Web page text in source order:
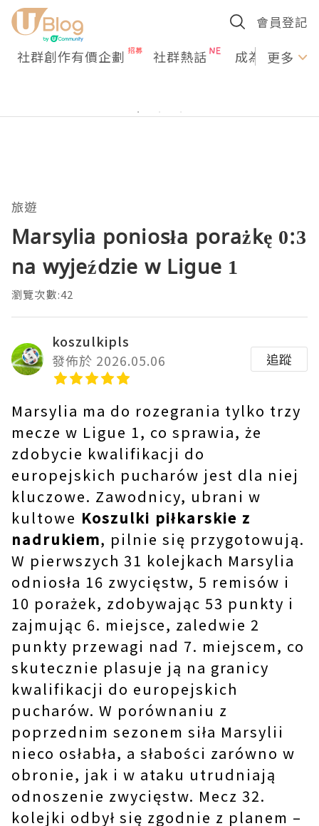
會員登記
社群創作有價企劃 社群熱話 成為U更多
旅遊
Marsylia poniosła porażkę 0:3
na wyjeździe w Ligue 1
瀏覽次數:42
koszulkipls
發佈於 2026.05.06
追蹤
Marsylia ma do rozegrania tylko trzy
mecze w Ligue 1, co sprawia, że ​​
zdobycie kwalifikacji do
europejskich pucharów jest dla niej
kluczowe. Zawodnicy, ubrani w
kultowe Koszulki piłkarskie z
nadrukiem, pilnie się przygotowują.
W pierwszych 31 kolejkach Marsylia
odniosła 16 zwycięstw, 5 remisów i
10 porażek, zdobywając 53 punkty i
zajmując 6. miejsce, zaledwie 2
punkty przewagi nad 7. miejscem, co
skutecznie plasuje ją na granicy
kwalifikacji do europejskich
pucharów. W porównaniu z
poprzednim sezonem siła Marsylii
nieco osłabła, a słabości zarówno w
obronie, jak i w ataku utrudniają
odnoszenie zwycięstw. Mecz 32.
kolejki odbył się zgodnie z planem –